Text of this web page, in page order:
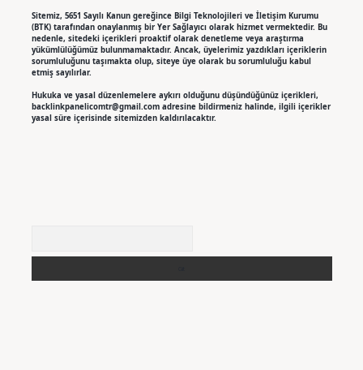
Sitemiz, 5651 Sayılı Kanun gereğince Bilgi Teknolojileri ve İletişim Kurumu
(BTK) tarafından onaylanmış bir Yer Sağlayıcı olarak hizmet vermektedir. Bu
nedenle, sitedeki içerikleri proaktif olarak denetleme veya araştırma
yükümlülüğümüz bulunmamaktadır. Ancak, üyelerimiz yazdıkları içeriklerin
sorumluluğunu taşımakta olup, siteye üye olarak bu sorumluluğu kabul
etmiş sayılırlar.
Hukuka ve yasal düzenlemelere aykırı olduğunu düşündüğünüz içerikleri,
backlinkpanelicomtr@gmail.comadresine bildirmeniz halinde, ilgili içerikler
yasal süre içerisinde sitemizden kaldırılacaktır.